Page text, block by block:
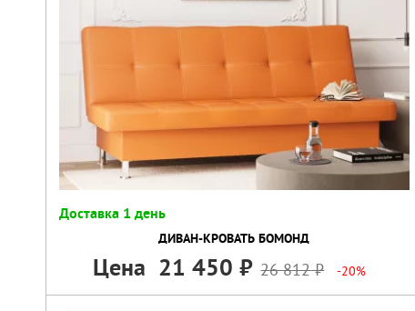
Доставка 1 день
ДИВАН-КРОВАТЬ БОМОНД
Цена 21 450 26 812 -20%